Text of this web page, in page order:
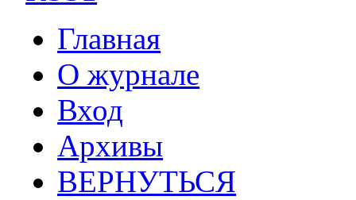
Главная
О журнале
Вход
Архивы
ВЕРНУТЬСЯ